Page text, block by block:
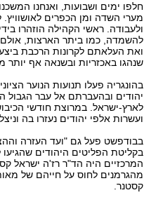
מערי השדה ומן הכפרים
ולעבודה. ראשי הקהילה הוזהרו
להשמדה, כמו ביתר הארצות, אולם
ואת העלאתם לקרונות הרכבת
שנהגו באכזריות ובשנאה אף
בהונגריה פעלו תנועות הנוער
יהודים ובהעברתם אל עבר הגבול
לארץ-ישראל. במרוצת חודשי
ועשרות אלפי יהודים נעזרו בה
בקליטת הפליטים היהודים
המרכזיים היה הד"ר רז'ה ישראל
מהגרמנים לחוס על חייהם של
קסטנר.